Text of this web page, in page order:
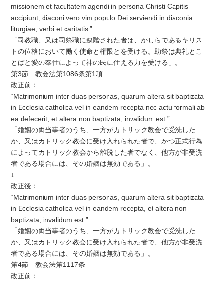
missionem et facultatem agendi in persona Christi Capitis
accipiunt, diaconi vero vim populo Dei serviendi in diaconia
liturgiae, verbi et caritatis.”
「司教職、又は司祭職に叙階された者は、かしらであるキリス
トの位格において働く使命と権限とを受ける。助祭は典礼とこ
とばと愛の奉仕によって神の民に仕える力を受ける」。
第3節 教会法第1086条第1項
改正前：
“Matrimonium inter duas personas, quarum altera sit baptizata
in Ecclesia catholica vel in eandem recepta nec actu formali ab
ea defecerit, et altera non baptizata, invalidum est.”
「婚姻の両当事者のうち、一方がカトリック教会で受洗した
か、又はカトリック教会に受け入れられた者で、かつ正式行為
によってカトリック教会から離脱した者でなく、他方が非受洗
者である場合には、その婚姻は無効である」。
↓
改正後：
“Matrimonium inter duas personas, quarum altera sit baptizata
in Ecclesia catholica vel in eandem recepta, et altera non
baptizata, invalidum est.”
「婚姻の両当事者のうち、一方がカトリック教会で受洗した
か、又はカトリック教会に受け入れられた者で、他方が非受洗
者である場合には、その婚姻は無効である」。
第4節 教会法第1117条
改正前：